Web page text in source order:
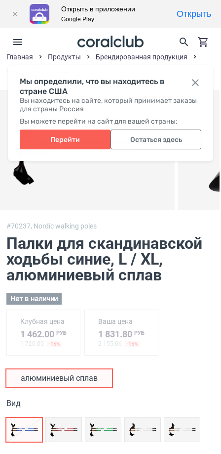
Мы определили, что вы находитесь в
стране США
Вы находитесь на сайте, который принимает заказы
для страны Россия
Вы можете перейти на сайт для вашей страны:
Перейти Остаться здесь
Главная Продукты
Брендированная продукция
Товары для спорта
#70237, Nordic walking poles
Палки для скандинавской
ходьбы синие, L / XL,
алюминиевый сплав
Нет в наличии
Клубная цена
1 462.00 РУБ
1 720.00 -15%
Ваша цена
1 831.80РУБ
2 155.06 -15%
алюминиевый сплав
Вид
Открыть в приложении
Google Play
Открыть